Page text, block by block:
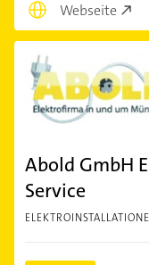
Webseite
Abold GmbH
Service